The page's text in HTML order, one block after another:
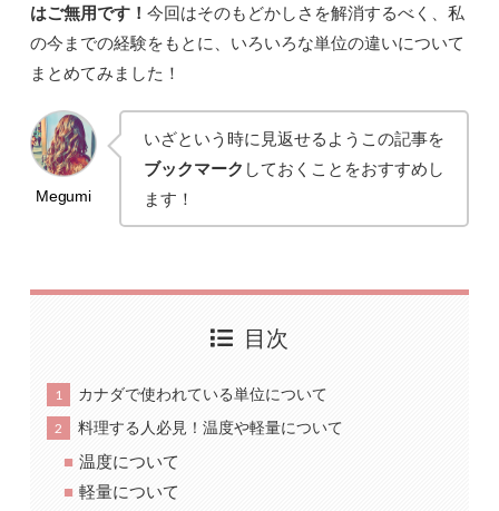
はご無用です！ 今回はそのもどかしさを解消するべく、私
の今までの経験をもとに、いろいろな単位の違いについて
まとめてみました！
いざという時に見返せるようこの記事を
ブックマーク しておくことをおすすめし
ます！
目次
1 カナダで使われている単位について
2 料理する人必見！温度や軽量について
温度について
軽量について